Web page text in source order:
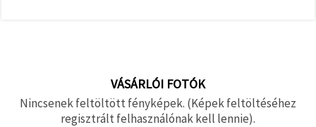
VÁSÁRLÓI FOTÓK
Nincsenek feltöltött fényképek. (Képek feltöltéséhez
regisztrált felhasználónak kell lennie).